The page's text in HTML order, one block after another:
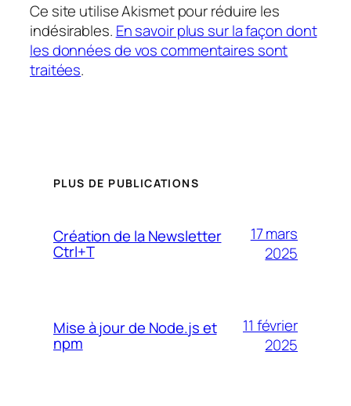
Ce site utilise Akismet pour réduire les
indésirables. En savoir plus sur la façon dont
les données de vos commentaires sont
traitées.
PLUS DE PUBLICATIONS
Création de la Newsletter
Ctrl+T
17 mars
2025
Mise à jour de Node.js et
npm
11 février
2025